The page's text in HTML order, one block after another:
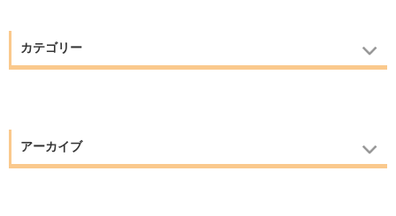
カテゴリー
アーカイブ